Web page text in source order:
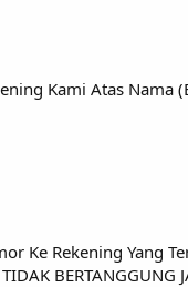
Kami Atas Nama
Ke Rekening Yang